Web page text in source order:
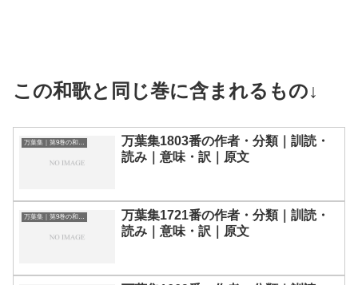
この和歌と同じ巻に含まれるもの↓
万葉集1803番の作者・分類｜訓読・
読み｜意味・訳｜原文
万葉集｜第9巻の和歌一覧
万葉集1721番の作者・分類｜訓読・
読み｜意味・訳｜原文